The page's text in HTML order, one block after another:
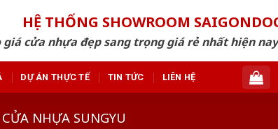
HỆ THỐNG SHOWROOM
giá cửa nhựa đẹp sang trọng giá rẻ nhất hiện nay
DỰ ÁN THỰC TẾ TIN TỨC LIÊN HỆ
CỬA NHỰA SUNGYU